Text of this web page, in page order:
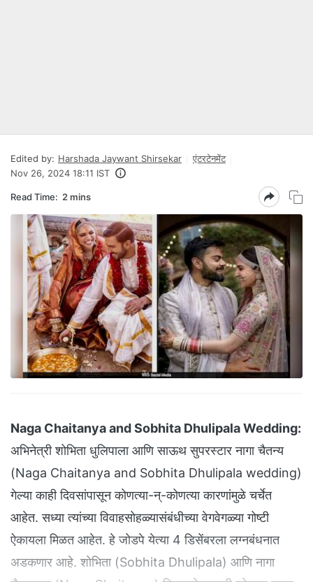
Edited by: Harshada Jaywant Shirsekar
एंटरटेनमेंट
Nov 26, 2024 18:11 IST
Read Time: 2 mins
Naga Chaitanya and Sobhita Dhulipala Wedding:
अभिनेत्री शोभिता धुलिपाला आणि साऊथ सुपरस्टार नागा चैतन्य
(Naga Chaitanya and Sobhita Dhulipala wedding)
गेल्या काही दिवसांपासून कोणत्या-न्-कोणत्या कारणांमुळे चर्चेत
आहेत. सध्या त्यांच्या विवाहसोहळ्यासंबंधीच्या वेगवेगळ्या गोष्टी
ऐकायला मिळत आहेत. हे जोडपे येत्या 4 डिसेंबरला लग्नबंधनात
अडकणार आहे. शोभिता (Sobhita Dhulipala) आणि नागा